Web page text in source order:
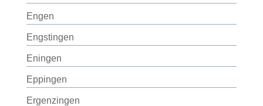
Engen
Engstingen
Eningen
Eppingen
Ergenzingen